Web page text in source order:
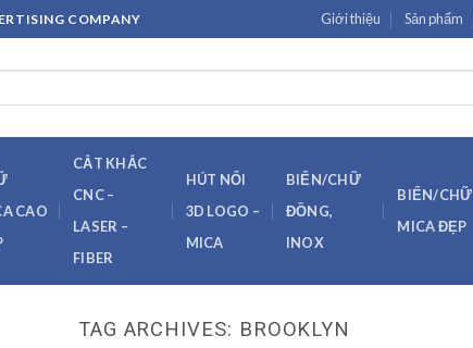
COMPANY Giới thiệu Sản phẩm
CAO
CẮT KHẮC
CNC –
LASER –
FIBER
HÚT NỔI
3D LOGO –
MICA
BIỂN/CHỮ
ĐỒNG,
INOX
BIỂN/CHỮ
MICA ĐẸP
TAG ARCHIVES: BROOKLYN